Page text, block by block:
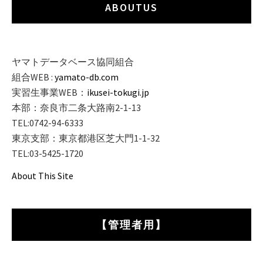
ABOUTUS
ヤマトデータベース協同組合
組合WEB : yamato-db.com
実習生事業WEB： ikusei-tokugi.jp
本部：奈良市二条大路南2-1-13
TEL:0742-94-6333
東京支部：東京都港区芝大門1-1-32
TEL:03-5425-1720
About This Site
【管理者用】